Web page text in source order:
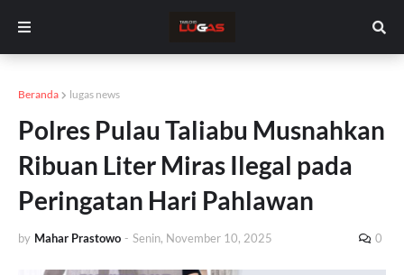
Beranda lugas news
Polres Pulau Taliabu Musnahkan
Ribuan Liter Miras Ilegal pada
Peringatan Hari Pahlawan
by Mahar Prastowo - Senin, November 10, 2025 0